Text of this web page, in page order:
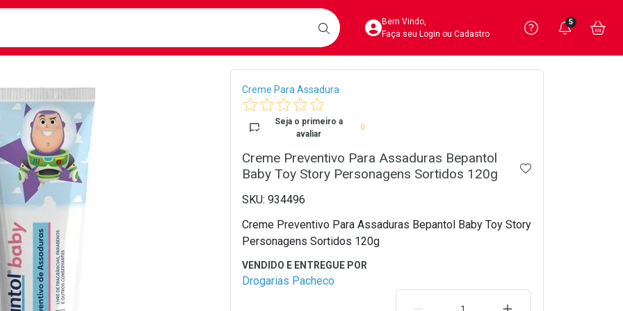
BUSCARAcesse sua Conta
Bem Vindo,
Faça seu Login ou Cadastro
Precisa
Ver Recursos
Você
5
Breadcrumb
Creme Para Assadura
Seja o primeiro a
avaliar
0
Creme Preventivo Para Assaduras Bepantol
Baby Toy Story Personagens Sortidos 120g
ADICIONAR AOS
934496
Creme Preventivo Para Assaduras Bepantol Baby Toy Story
Personagens Sortidos 120g
Drogarias Pacheco
REMOVER UMA UNIDADEAUMENTAR UMA